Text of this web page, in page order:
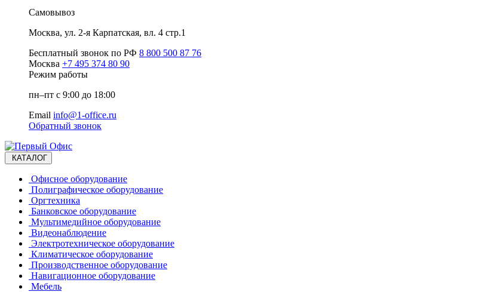
Самовывоз
Москва, ул. 2-я Карпатская, вл. 4 стр.1
Бесплатный звонок по РФ 8 800 500 87 76
Москва +7 495 374 80 90
Режим работы
пн–пт с 9:00 до 18:00
Email info@1-office.ru
Обратный звонок
КАТАЛОГ
Офисное оборудование
Полиграфическое оборудование
Оргтехника
Банковское оборудование
Мультимедийное оборудование
Видеонаблюдение
Электротехническое оборудование
Климатическое оборудование
Производственное оборудование
Навигационное оборудование
Мебель